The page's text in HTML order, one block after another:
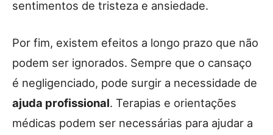
sentimentos de tristeza e ansiedade.
Por fim, existem efeitos a longo prazo que não
podem ser ignorados. Sempre que o cansaço
é negligenciado, pode surgir a necessidade de
ajuda profissional. Terapias e orientações
médicas podem ser necessárias para ajudar a